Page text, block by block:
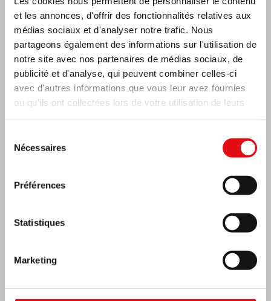
et les annonces, d'offrir des fonctionnalités relatives aux
médias sociaux et d'analyser notre trafic. Nous
partageons également des informations sur l'utilisation de
notre site avec nos partenaires de médias sociaux, de
publicité et d'analyse, qui peuvent combiner celles-ci
avec d'autres informations que vous leur avez fournies
ou qu'ils ont collectées lors de votre utilisation de leurs
Nécessaires
Préférences
Statistiques
Marketing